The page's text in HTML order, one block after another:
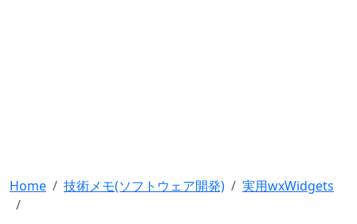
Home 技術メモ(ソフトウェア開発) 実用wxWidgets